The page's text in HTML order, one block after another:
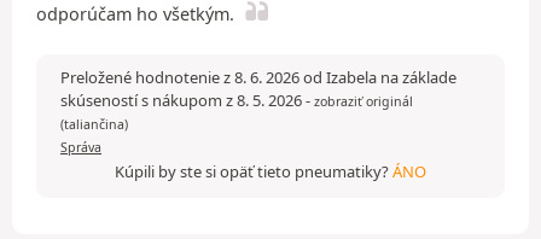
odporúčam ho všetkým.
Preložené hodnotenie z 8. 6. 2026 od Izabela na základe
skúseností s nákupom z 8. 5. 2026- zobraziť originál
(taliančina)
Správa
Kúpili by ste si opäť tieto pneumatiky?ÁNO